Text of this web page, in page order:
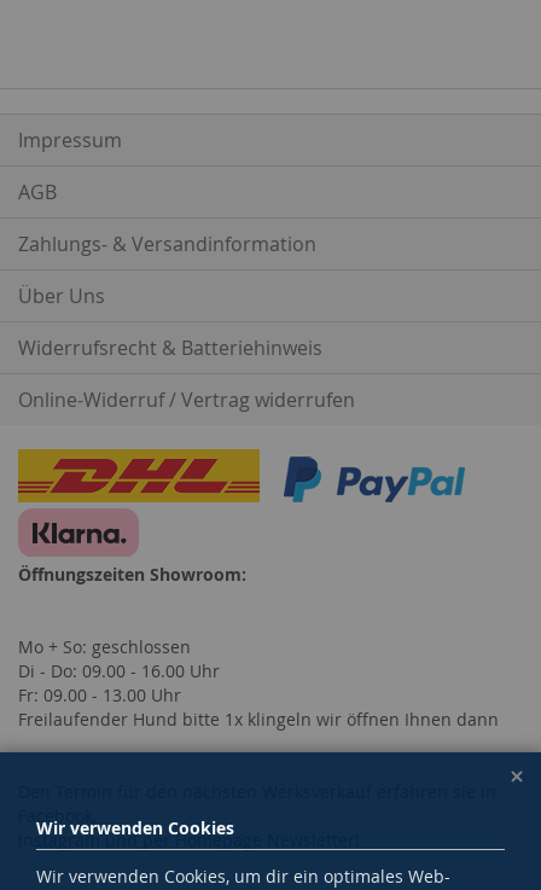
Impressum
AGB
Zahlungs- & Versandinformation
Über Uns
Widerrufsrecht & Batteriehinweis
Online-Widerruf / Vertrag widerrufen
Öffnungszeiten Showroom:
Mo + So: geschlossen
Di - Do: 09.00 - 16.00 Uhr
Fr: 09.00 - 13.00 Uhr
Freilaufender Hund bitte 1x klingeln wir öffnen Ihnen dann
Facebook,
Instagram und per Homepage Newsletter!
Wir verwenden Cookies
Wir verwenden Cookies, um dir ein optimales Web-